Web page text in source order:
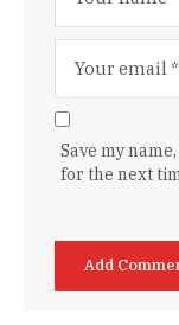
Save my
for the next